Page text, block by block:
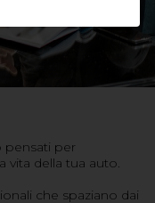
pensati per
della tua auto.
che spaziano dai